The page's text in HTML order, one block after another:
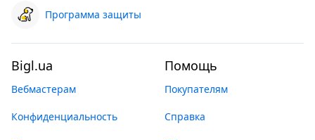
Программа защиты
Bigl.ua
Вебмастерам
Конфиденциальность
Помощь
Покупателям
Справка